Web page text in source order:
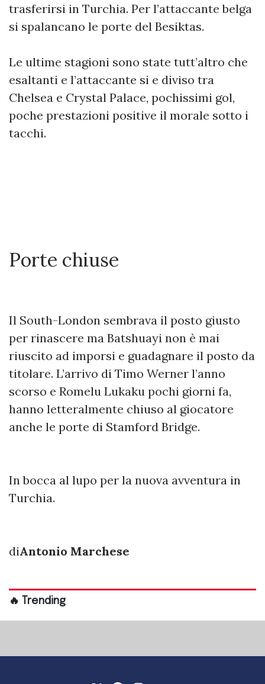
trasferirsi in Turchia. Per l’attaccante belga
si spalancano le porte del Besiktas.
Le ultime stagioni sono state tutt’altro che
esaltanti e l’attaccante si e diviso tra
Chelsea e Crystal Palace, pochissimi gol,
poche prestazioni positive il morale sotto i
tacchi.
Porte chiuse
Il South-London sembrava il posto giusto
per rinascere ma Batshuayi non è mai
riuscito ad imporsi e guadagnare il posto da
titolare. L’arrivo di Timo Werner l’anno
scorso e Romelu Lukaku pochi giorni fa,
hanno letteralmente chiuso al giocatore
anche le porte di Stamford Bridge.
In bocca al lupo per la nuova avventura in
Turchia.
diAntonio Marchese
🔥 Trending